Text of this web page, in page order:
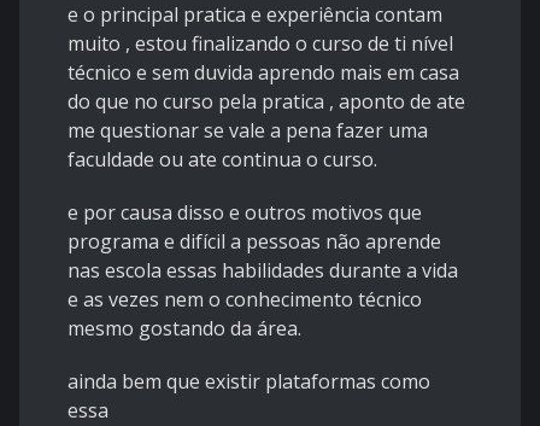
e o principal pratica e experiência contam
muito , estou finalizando o curso de ti nível
técnico e sem duvida aprendo mais em casa
do que no curso pela pratica , aponto de ate
me questionar se vale a pena fazer uma
faculdade ou ate continua o curso.
e por causa disso e outros motivos que
programa e difícil a pessoas não aprende
nas escola essas habilidades durante a vida
e as vezes nem o conhecimento técnico
mesmo gostando da área.
ainda bem que existir plataformas como
essa